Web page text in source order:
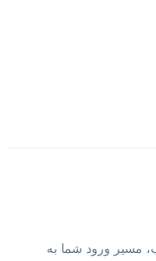
مسیر ورود شما به